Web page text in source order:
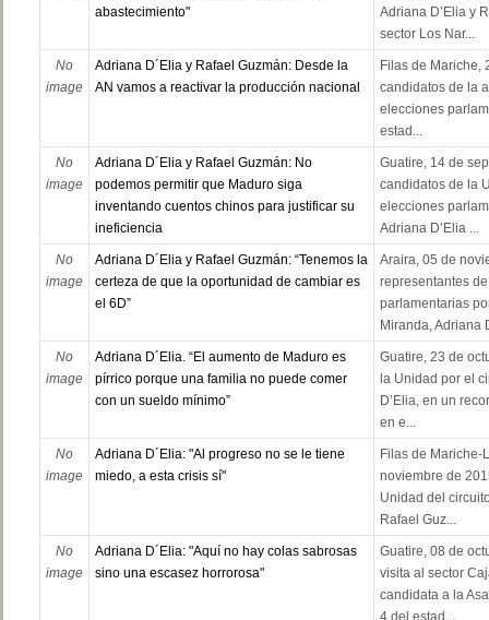
abastecimiento"
Adriana D’Elia y
sector Los Nar...
No
image
Adriana D´Elia y Rafael Guzmán: Desde la
AN vamos a reactivar la producción nacional
Filas de Mariche,
candidatos de la
elecciones
estad...
No
image
Adriana D´Elia y Rafael Guzmán: No
podemos permitir que Maduro siga
inventando cuentos chinos para justificar su
ineficiencia
Guatire, 14 de
candidatos de la
elecciones
Adriana D’Elia ...
No
image
Adriana D´Elia y Rafael Guzmán: “Tenemos la
certeza de que la oportunidad de cambiar es
el 6D”
Araira, 05 de
representantes
parlamentarias
Miranda, Adriana
No
image
Adriana D´Elia. “El aumento de Maduro es
pírrico porque una familia no puede comer
con un sueldo mínimo”
Guatire, 23 de
la Unidad por el
D’Elia, en un
en e...
No
image
Adriana D´Elia: "Al progreso no se le tiene
miedo, a esta crisis sí"
Filas de Mariche-
noviembre de
Unidad del
Rafael Guz...
No
image
Adriana D´Elia: "Aquí no hay colas sabrosas
sino una escasez horrorosa"
Guatire, 08 de
visita al sector
candidata a la